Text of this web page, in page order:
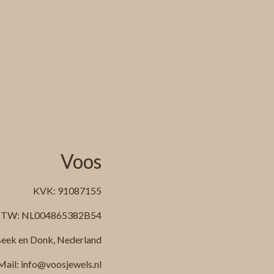
Voos
KVK: 91087155
NL004865382B54
en Donk, Nederland
info@voosjewels.nl